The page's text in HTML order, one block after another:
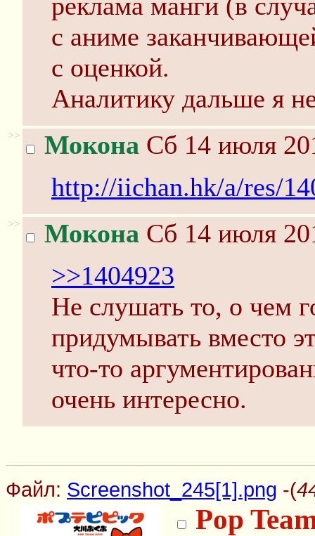
с аниме
с оценкой.
Аналитику дальше я
>> Мокона Сб 14 июля
http://iichan.hk/a/res/
>> Мокона Сб 14 июля
>>1404923
Не слушать то, о чем
придумывать вместо
что-то
очень интересно.
Файл: Screenshot_245[1].png -(
Pop